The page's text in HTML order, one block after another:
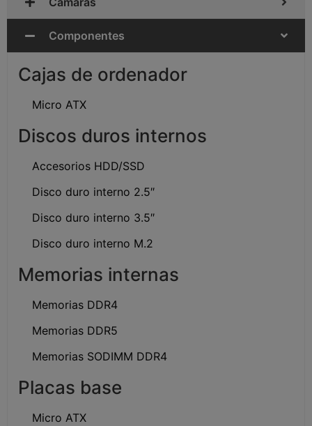
Componentes
Cajas de ordenador
Micro ATX
Discos duros internos
Accesorios HDD/SSD
Disco duro interno 2.5″
Disco duro interno 3.5″
Disco duro interno M.2
Memorias internas
Memorias DDR4
Memorias DDR5
Memorias SODIMM DDR4
Placas base
Micro ATX